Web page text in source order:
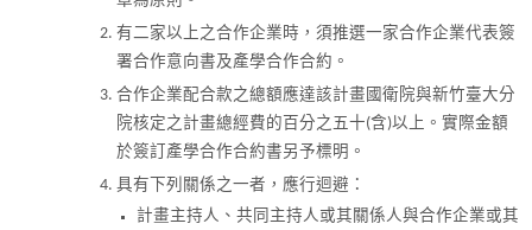
有二家以上之合作企業時，須推選一家合作企業代表簽
署合作意向書及產學合作合約。
合作企業配合款之總額應達該計畫國衛院與新竹臺大分
院核定之計畫總經費的百分之五十(含)以上。實際金額
於簽訂產學合作合約書另予標明。
具有下列關係之一者，應行迴避：
計畫主持人、共同主持人或其關係人與合作企業或其